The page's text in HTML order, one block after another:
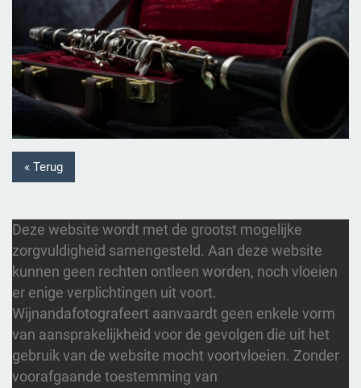
« Terug
Deze website wordt met de grootst mogelijke
zorgvuldigheid samengesteld. Aan deze website
kunnen geen rechten ontleen worden, noch vloeien
er enige verplichtingen uit voort.
Wijnandafotografeert aanvaardt geen enkele vorm
van aansprakelijkheid voor de gevolgen die uit het
gebruik van de website mocht voortvloeien. Zonder
voorafgaande toestemming van